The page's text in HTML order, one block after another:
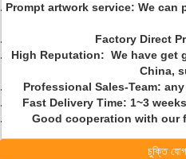
Prompt artwork service: We
Factory Direct
High Reputation: We have get
China,
Professional Sales-Team:
Fast Delivery Time: 1~3
Good cooperation with our
চুক্তি